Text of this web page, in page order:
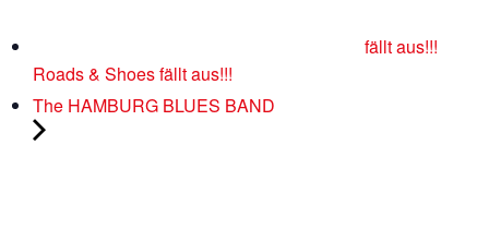
fällt aus!!!
Roads & Shoes fällt aus!!!
The HAMBURG BLUES BAND